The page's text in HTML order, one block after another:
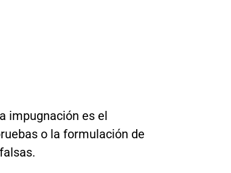
impugnación es el
o la formulación de